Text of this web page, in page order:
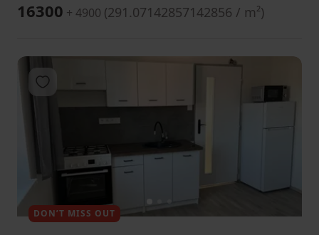
16300 + 4900 (291.07142857142856 / m²)
12 3
Add to favorites
DON’T MISS OUT